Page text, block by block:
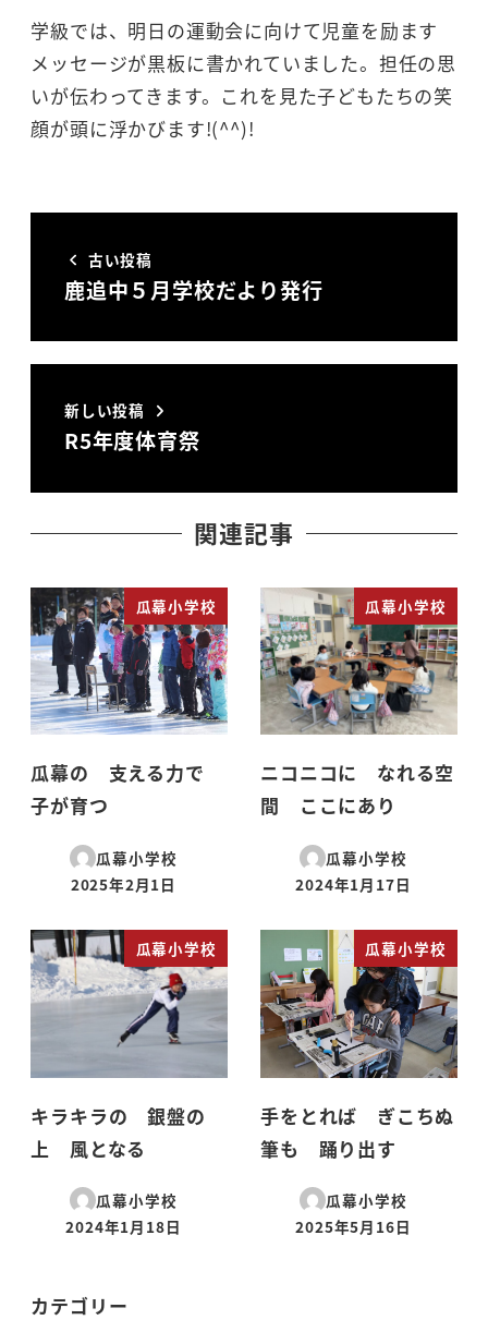
学級では、明日の運動会に向けて児童を励ます
メッセージが黒板に書かれていました。担任の思
いが伝わってきます。これを見た子どもたちの笑
顔が頭に浮かびます!(^^)!
古い投稿
鹿追中５月学校だより発行
新しい投稿
R5年度体育祭
関連記事
瓜幕小学校
瓜幕の 支える力で
子が育つ
瓜幕小学校
投稿日
2025年2月1日
瓜幕小学校
ニコニコに なれる空
間 ここにあり
瓜幕小学校
投稿日
2024年1月17日
瓜幕小学校
キラキラの 銀盤の
上 風となる
瓜幕小学校
投稿日
2024年1月18日
瓜幕小学校
手をとれば ぎこちぬ
筆も 踊り出す
瓜幕小学校
投稿日
2025年5月16日
カテゴリー